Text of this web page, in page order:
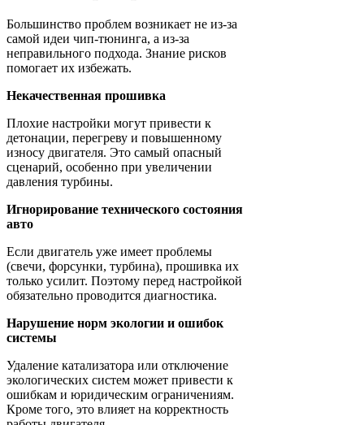
Большинство проблем возникает не из-за
самой идеи чип-тюнинга, а из-за
неправильного подхода. Знание рисков
помогает их избежать.
Некачественная прошивка
Плохие настройки могут привести к
детонации, перегреву и повышенному
износу двигателя. Это самый опасный
сценарий, особенно при увеличении
давления турбины.
Игнорирование технического состояния
авто
Если двигатель уже имеет проблемы
(свечи, форсунки, турбина), прошивка их
только усилит. Поэтому перед настройкой
обязательно проводится диагностика.
Нарушение норм экологии и ошибок
системы
Удаление катализатора или отключение
экологических систем может привести к
ошибкам и юридическим ограничениям.
Кроме того, это влияет на корректность